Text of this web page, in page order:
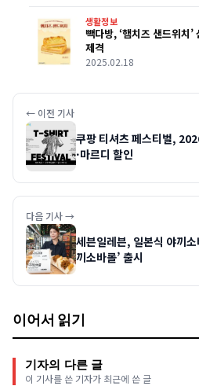
생활정보
빽다방, ‘햄치즈 샌드위치
제격
2025.02.18
← 이전 기사
쿠팡 티셔츠 페스티벌,
·마르디 할인
다음 기사 →
세븐일레븐, 일본식 야끼
끼소바롤’ 출시
이어서 읽기
기자의 다른 글
이 기사를 쓴 기자가 최근에 쓴 글